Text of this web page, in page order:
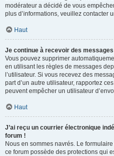
modérateur a décidé de vous
plus d’informations, veuillez contacter
Haut
Je continue à recevoir des
Vous pouvez supprimer
en utilisant les règles de messages
l’utilisateur. Si vous recevez des
part d’un autre utilisateur, rapportez
peuvent empêcher un utilisateur
Haut
J’ai reçu un courrier électronique
forum !
Nous en sommes navrés. Le
ce forum possède des protections qui